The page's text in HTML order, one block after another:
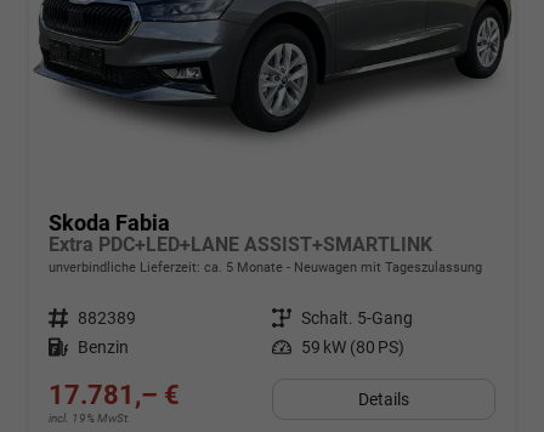
Skoda Fabia
Extra PDC+LED+LANE ASSIST+SMARTLINK
unverbindliche Lieferzeit: ca. 5 Monate Neuwagen mit Tageszulassung
Fahrzeugnr. 882389 Getriebe Schalt. 5-Gang
Kraftstoff Benzin Leistung 59 kW (80 PS)
17.781,– €
incl. 19% MwSt.
Details